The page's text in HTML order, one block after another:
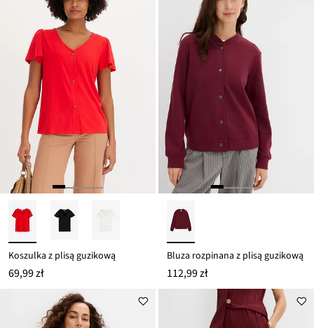
Koszulka z plisą guzikową
69,99 zł
Bluza rozpinana z plisą guzikową
112,99 zł